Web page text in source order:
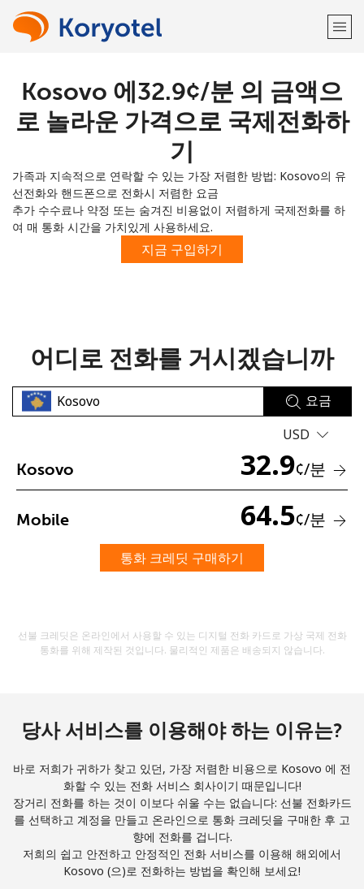
환영합니다!
이미 계정이 있으신가요?로그인하십시오 →
다음 계정으로 가입하기
비밀번호를 생성하지 않았습니다
최소 8자
대문자 및 소문자
본 웹사이트에서 계정을 생성함으로써 본인은 이 이용약관에동
가입하기
Kosovo 에⁦32.9¢⁩/분 의 금액으
로 놀라운 가격으로 국제전화하
기
가족과 지속적으로 연락할 수 있는 가장 저렴한 방법: Kosovo의 유
선전화와 핸드폰으로 전화시 저렴한 요금
추가 수수료나 약정 또는 숨겨진 비용없이 저렴하게 국제전화를 하
여 매 통화 시간을 가치있게 사용하세요.
지금 구입하기
어디로 전화를 거시겠습니까
요금
USD
Kosovo 32.9¢/분
Mobile 64.5¢/분
통화 크레딧 구매하기
선불 크레딧은 온라인에서 사용할 수 있는 디지털 전화 카드로 가상 국제 전화
통화를 위해 제작된 것입니다. 물리적인 제품은 배송되지 않습니다.
당사 서비스를 이용해야 하는 이유는?
바로 저희가 귀하가 찾고 있던, 가장 저렴한 비용으로 Kosovo 에 전
화할 수 있는 전화 서비스 회사이기 때문입니다!
장거리 전화를 하는 것이 이보다 쉬울 수는 없습니다: 선불 전화카드
를 선택하고 계정을 만들고 온라인으로 통화 크레딧을 구매한 후 고
향에 전화를 겁니다.
저희의 쉽고 안전하고 안정적인 전화 서비스를 이용해 해외에서
Kosovo (으)로 전화하는 방법을 확인해 보세요!